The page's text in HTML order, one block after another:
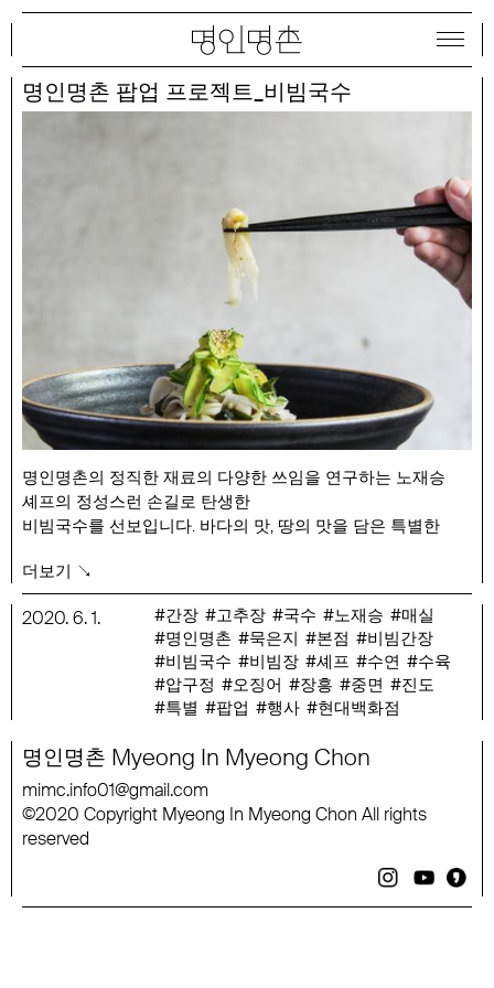
명인명촌 팝업 프로젝트_비빔국수
명인명촌의 정직한 재료의 다양한 쓰임을 연구하는 노재승
셰프의 정성스런 손길로 탄생한
비빔국수를 선보입니다. 바다의 맛, 땅의 맛을 담은 특별한
*셰프의 레시피 그대로 맛보는 비빔국수와 직접 만들어 드실
수 있는 장을 판매하고 있습니다.
행사 기간 : 6/1(월) ~ 8/2(일)
행사 장소 : 현대백화점 압구정본점 지하1층 H-키친
행사 품목 : 수육 고추장 비빔국수 8,500원, 오징어 간장
비빔간장 200ml
더보기 ↘
2020.6.1. 간장 고추장 국수 노재승
매실
명인명촌
묵은지 본점
비빔간장
비빔국수
비빔장 셰프 수연
수육
압구정
오징어 장흥 중면
진도
특별
팝업 행사 현대백화점
명인명촌 Myeong In Myeong Chon
mimc.info01@gmail.com
©2020 Copyright Myeong In Myeong Chon All rights
reserved